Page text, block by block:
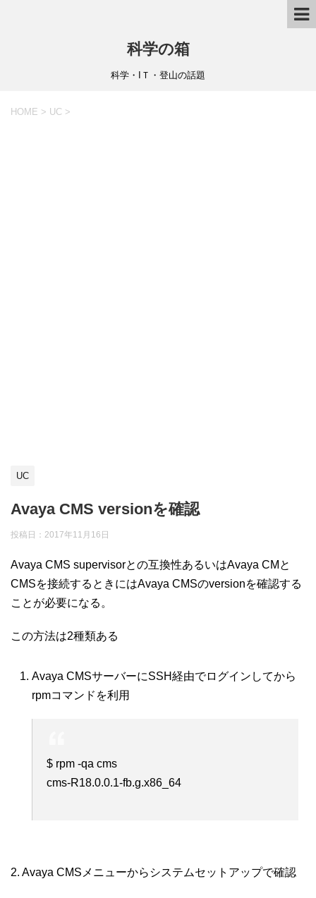
科学の箱
科学・IＴ・登山の話題
HOME > UC >
UC
Avaya CMS versionを確認
投稿日： 2017年11月16日
Avaya CMS supervisorとの互換性あるいはAvaya CMと
CMSを接続するときにはAvaya CMSのversionを確認する
ことが必要になる。
この方法は2種類ある
Avaya CMSサーバーにSSH経由でログインしてから
rpmコマンドを利用
$ rpm -qa cms
cms-R18.0.0.1-fb.g.x86_64
2. Avaya CMSメニューからシステムセットアップで確認